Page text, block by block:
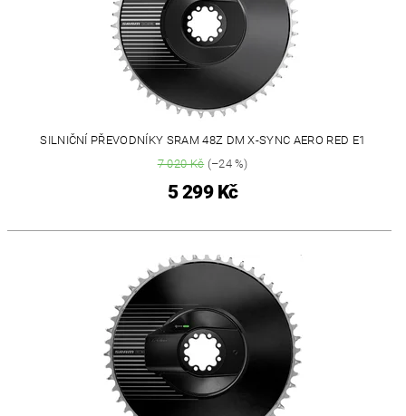
SILNIČNÍ PŘEVODNÍKY SRAM 48Z DM X-SYNC AERO RED E1
7 020 Kč(–24 %)
5 299 Kč